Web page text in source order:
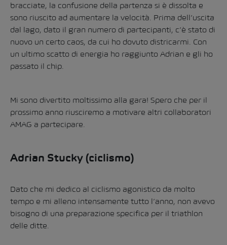
bracciate, la confusione della partenza si è dissolta e
sono riuscito ad aumentare la velocità. Prima dell’uscita
dal lago, dato il gran numero di partecipanti, c’è stato di
nuovo un certo caos, da cui ho dovuto districarmi. Con
un ultimo scatto di energia ho raggiunto Adrian e gli ho
passato il chip.
Mi sono divertito moltissimo alla gara! Spero che per il
prossimo anno riusciremo a motivare altri collaboratori
AMAG a partecipare.
Adrian Stucky (ciclismo)
Dato che mi dedico al ciclismo agonistico da molto
tempo e mi alleno intensamente tutto l’anno, non avevo
bisogno di una preparazione specifica per il triathlon
delle ditte.